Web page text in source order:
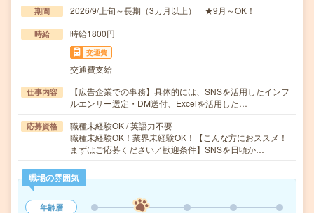
期間 2026/9/上旬～長期（3カ月以上） ★9月～OK！
時給 時給1800円
交通費
交通費支給
仕事内容
【広告企業での事務】具体的には、SNSを活用したインフ
ルエンサー選定・DM送付、Excelを活用した…
応募資格
職種未経験OK / 英語力不要
職種未経験OK！業界未経験OK！【こんな方におススメ！
まずはご応募ください／歓迎条件】SNSを日頃か…
職場の雰囲気
年齢層